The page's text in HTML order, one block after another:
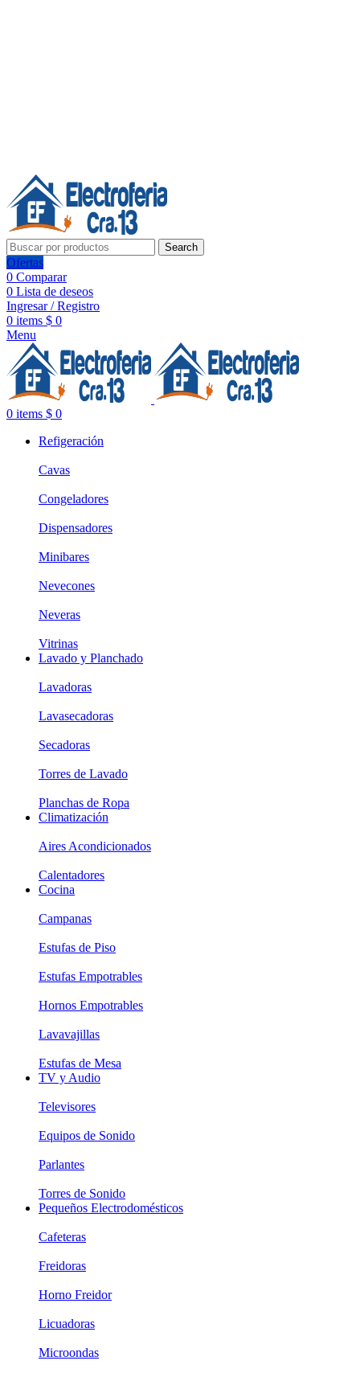
Search
Ofertas
0 Comparar
0 Lista de deseos
Ingresar / Registro
0 items $ 0
Menu
0 items $ 0
Refigeración
Cavas
Congeladores
Dispensadores
Minibares
Nevecones
Neveras
Vitrinas
Lavado y Planchado
Lavadoras
Lavasecadoras
Secadoras
Torres de Lavado
Planchas de Ropa
Climatización
Aires Acondicionados
Calentadores
Cocina
Campanas
Estufas de Piso
Estufas Empotrables
Hornos Empotrables
Lavavajillas
Estufas de Mesa
TV y Audio
Televisores
Equipos de Sonido
Parlantes
Torres de Sonido
Pequeños Electrodomésticos
Cafeteras
Freidoras
Horno Freidor
Licuadoras
Microondas